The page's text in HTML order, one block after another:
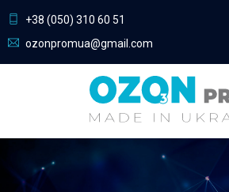
+38 (050) 310 60 51
ozonpromua@gmail.com